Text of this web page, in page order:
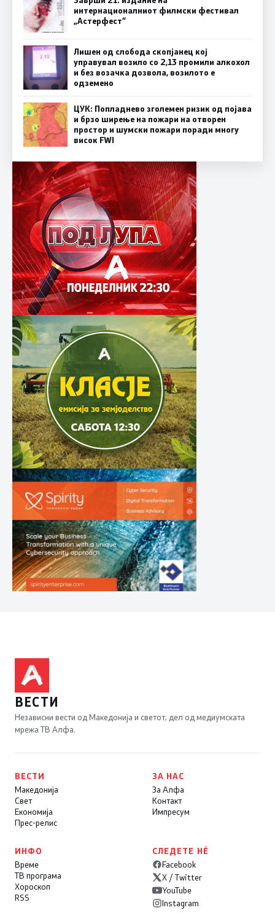
интернационалниот филмски фестивал
„Астерфест“
Лишен од слобода скопјанец кој
управувал возило со 2,13 промили алкохол
и без возачка дозвола, возилото е
одземено
ЦУК: Попладнево зголемен ризик од појава
и брзо ширење на пожари на отворен
простор и шумски пожари поради многу
висок FWI
ВЕСТИ
Независни вести од Македонија и светот, дел од медиумската
мрежа ТВ Алфа.
ВЕСТИ
Македонија
Свет
Економија
Прес-релис
ЗА НАС
За Алфа
Контакт
Импресум
ИНФО
Време
ТВ програма
Хороскоп
RSS
СЛЕДЕТЕ НÉ
Facebook
X / Twitter
YouTube
Instagram